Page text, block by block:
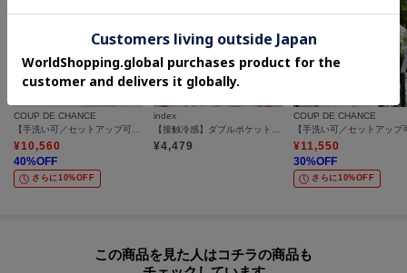
COUP DE CHANCE
【手洗い可／セットアップ可】リネンライクブラウス
¥10,560
40%OFF
さらに10%OFF
index
【接触冷感】ダブルポケットスキッパーブラウス《吸水速乾／防シワ／洗濯機OK／S～3L／7col》
¥4,479
COUP DE CHANCE
¥11,550
30%OFF
さらに10%OFF
この商品を見た人はコチラの商品も